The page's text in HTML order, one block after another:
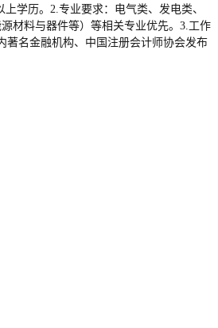
学历。2.专业要求：电气类、发电类、
材料与器件等）等相关专业优先。3.工作
著名金融机构、中国注册会计师协会发布